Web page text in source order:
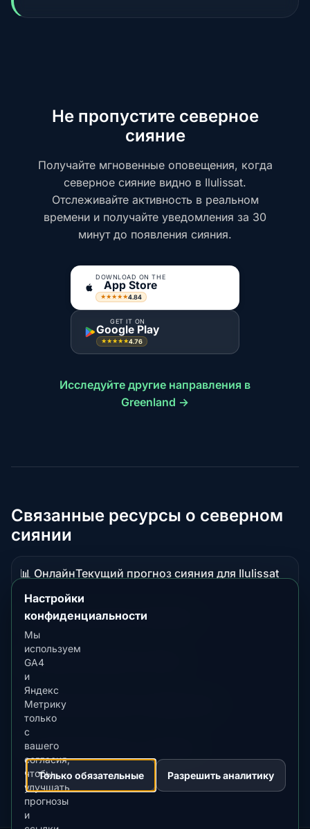
Не пропустите северное
сияние
Получайте мгновенные оповещения, когда
северное сияние видно в Ilulissat.
Отслеживайте активность в реальном
времени и получайте уведомления за 30
минут до появления сияния.
DOWNLOAD ON THE
App Store
★★★★★4.84
GET IT ON
Google Play
★★★★★4.76
Исследуйте другие направления в
Greenland →
Связанные ресурсы о северном
сиянии
📊 Онлайн
Данные
в
реальном
времени
Текущий прогноз сияния для Ilulissat
📖 Гид
Материал-
руководство
Обзор сияния в Greenland
📖 Гид
Материал-
руководство
📖 Гид
Материал-
руководство
Лучшее время в Qasigiannguit
⭐ Премиум
Премиальное
направление
Настройки
конфиденциальности
Мы
используем
GA4
и
Яндекс
Метрику
только
с
вашего
согласия,
чтобы
улучшать
прогнозы
и
Только обязательные Разрешить аналитику